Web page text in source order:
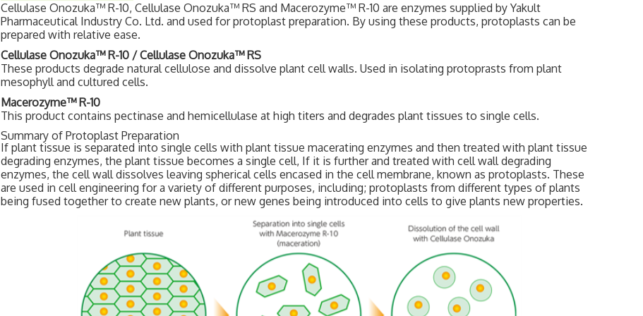
Cellulase Onozuka™ R-10, Cellulase Onozuka™ RS and Macerozyme™ R-10 are enzymes supplied by Yakult
Pharmaceutical Industry Co. Ltd. and used for protoplast preparation. By using these products, protoplasts can be
prepared with relative ease.
Cellulase Onozuka™ R-10 / Cellulase Onozuka™ RS
These products degrade natural cellulose and dissolve plant cell walls. Used in isolating protoprasts from plant
mesophyll and cultured cells.
Macerozyme™ R-10
This product contains pectinase and hemicellulase at high titers and degrades plant tissues to single cells.
Summary of Protoplast Preparation
If plant tissue is separated into single cells with plant tissue macerating enzymes and then treated with plant tissue
degrading enzymes, the plant tissue becomes a single cell, If it is further and treated with cell wall degrading
enzymes, the cell wall dissolves leaving spherical cells encased in the cell membrane, known as protoplasts. These
are used in cell engineering for a variety of different purposes, including; protoplasts from different types of plants
being fused together to create new plants, or new genes being introduced into cells to give plants new properties.